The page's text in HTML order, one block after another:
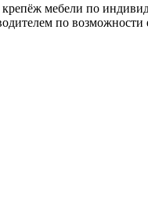
мебели по
по возможности